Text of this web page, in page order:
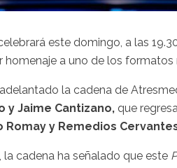
este domingo, a las
homenaje a uno de los
la cadena de
y Jaime Cantizano, que
Romay y Remedios
la cadena ha señalado que este